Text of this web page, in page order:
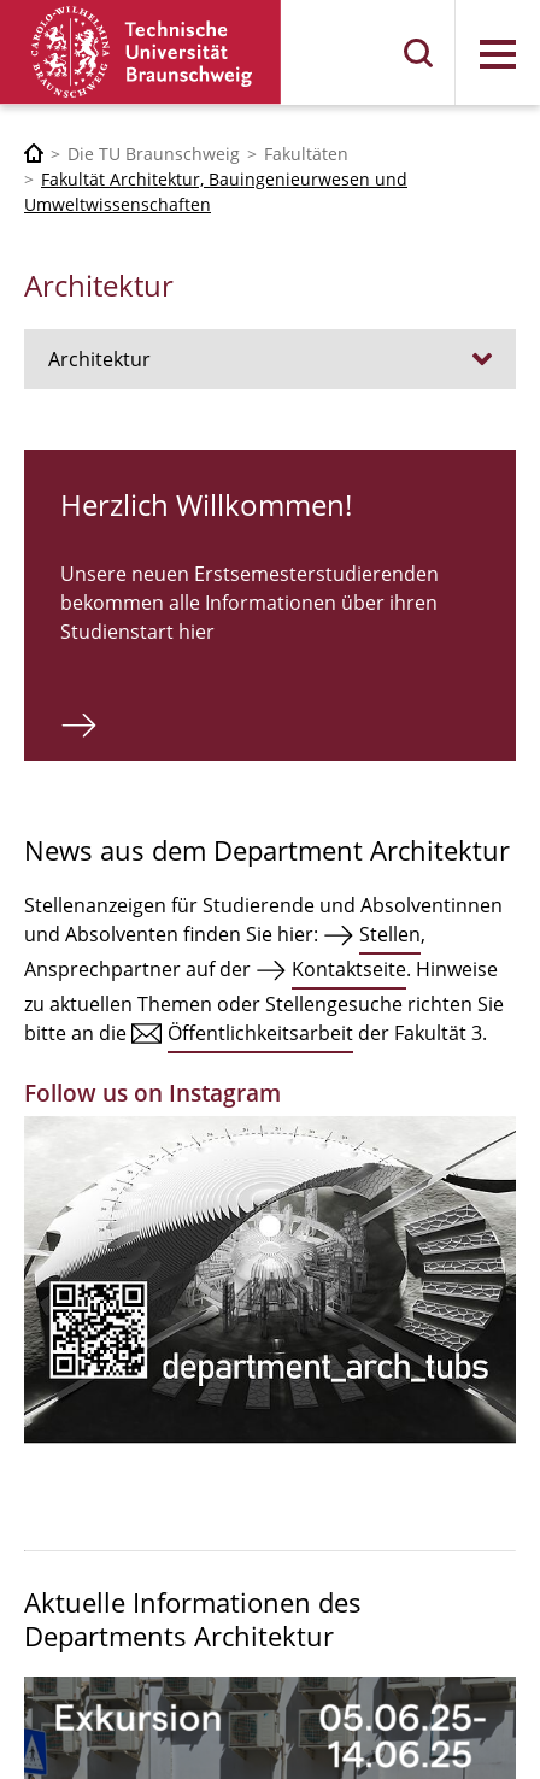
Menü
Die TU Braunschweig
Fakultäten
Fakultät Architektur, Bauingenieurwesen und
Umweltwissenschaften
Architektur
Architektur
RUNDGANG 26
Bachelor Architektur
Master Architektur
Qualifikationsprofil
Institute
Einrichtungen
Zeichensäle
MBW | Modellbauwerkstatt
Alumni | cloud club
Dokumente und Downloads
Herzlich Willkommen!
Unsere neuen Erstsemesterstudierenden
bekommen alle Informationen über ihren
Studienstart hier
News aus dem Department Architektur
Stellenanzeigen für Studierende und Absolventinnen
und Absolventen finden Sie hier:
Stellen,
Ansprechpartner auf der
Kontaktseite. Hinweise
zu aktuellen Themen oder Stellengesuche richten Sie
bitte an die
Öffentlichkeitsarbeit der Fakultät 3.
Follow us on Instagram
Aktuelle Informationen des
Departments Architektur